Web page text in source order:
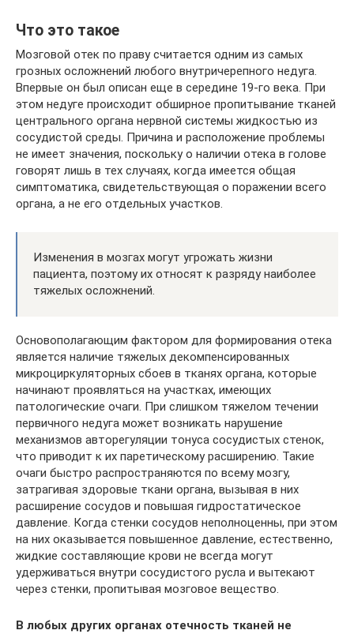
Что это такое
Мозговой отек по праву считается одним из самых
грозных осложнений любого внутричерепного недуга.
Впервые он был описан еще в середине 19-го века. При
этом недуге происходит обширное пропитывание тканей
центрального органа нервной системы жидкостью из
сосудистой среды. Причина и расположение проблемы
не имеет значения, поскольку о наличии отека в голове
говорят лишь в тех случаях, когда имеется общая
симптоматика, свидетельствующая о поражении всего
органа, а не его отдельных участков.
Изменения в мозгах могут угрожать жизни
пациента, поэтому их относят к разряду наиболее
тяжелых осложнений.
Основополагающим фактором для формирования отека
является наличие тяжелых декомпенсированных
микроциркуляторных сбоев в тканях органа, которые
начинают проявляться на участках, имеющих
патологические очаги. При слишком тяжелом течении
первичного недуга может возникать нарушение
механизмов авторегуляции тонуса сосудистых стенок,
что приводит к их паретическому расширению. Такие
очаги быстро распространяются по всему мозгу,
затрагивая здоровые ткани органа, вызывая в них
расширение сосудов и повышая гидростатическое
давление. Когда стенки сосудов неполноценны, при этом
на них оказывается повышенное давление, естественно,
жидкие составляющие крови не всегда могут
удерживаться внутри сосудистого русла и вытекают
через стенки, пропитывая мозговое вещество.
В любых других органах отечность тканей не